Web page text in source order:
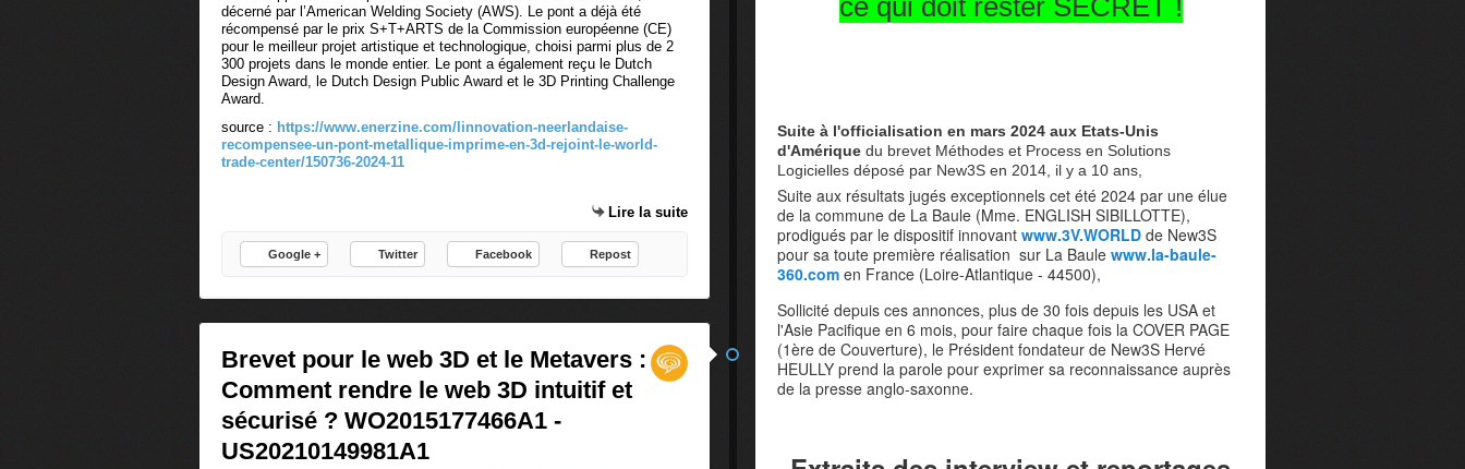
décerné par l’American Welding Society (AWS). Le pont a déjà été
récompensé par le prix S+T+ARTS de la Commission européenne (CE)
pour le meilleur projet artistique et technologique, choisi parmi plus de 2
300 projets dans le monde entier. Le pont a également reçu le Dutch
Design Award, le Dutch Design Public Award et le 3D Printing Challenge
Award.
source : https://www.enerzine.com/linnovation-neerlandaise-
recompensee-un-pont-metallique-imprime-en-3d-rejoint-le-world-
trade-center/150736-2024-11
Lire la suite
Google + Twitter Facebook Repost
Brevet pour le web 3D et le Metavers :
Comment rendre le web 3D intuitif et
sécurisé ? WO2015177466A1 -
US20210149981A1
ce qui doit rester SECRET !
Suite à l'officialisation en mars 2024 aux Etats-Unis
d'Amérique du brevet Méthodes et Process en Solutions
Logicielles déposé par New3S en 2014, il y a 10 ans,
Suite aux résultats jugés exceptionnels cet été 2024 par une élue
de la commune de La Baule (Mme. ENGLISH SIBILLOTTE),
prodigués par le dispositif innovant www.3V.WORLD de New3S
pour sa toute première réalisation sur La Baule www.la-baule-
360.com en France (Loire-Atlantique - 44500),
Sollicité depuis ces annonces, plus de 30 fois depuis les USA et
l'Asie Pacifique en 6 mois, pour faire chaque fois la COVER PAGE
(1ère de Couverture), le Président fondateur de New3S Hervé
HEULLY prend la parole pour exprimer sa reconnaissance auprès
de la presse anglo-saxonne.